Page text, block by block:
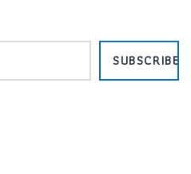
SUBSCRIBE